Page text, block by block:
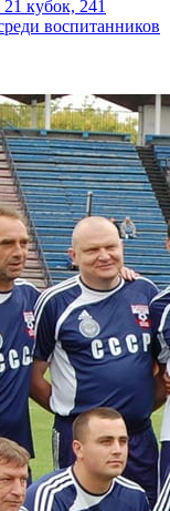
кубок, 241
воспитанников